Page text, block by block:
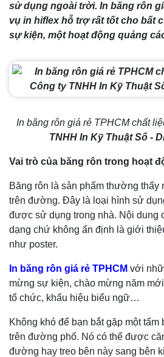
sử dụng ngoài trời. In băng rôn
vụ in hiflex hỗ trợ rất tốt cho bất
sự kiện, một hoạt động quảng
In băng rôn giá rẻ TPHCM chất
TNHH In Kỹ Thuật Số -
Vai trò của băng rôn trong hoạt
Băng rôn là sản phẩm thường thấy
trên đường. Đây là loại hình sử
được sử dụng trong nhà. Nội dung
dạng chứ không ấn định là giới
như poster.
In băng rôn giá rẻ TPHCM với
mừng sự kiện, chào mừng năm
tổ chức, khẩu hiệu biểu ngữ…
Không khó để bạn bắt gặp một tấm
trên đường phố. Nó có thể được
đường hay treo bên này sang bên